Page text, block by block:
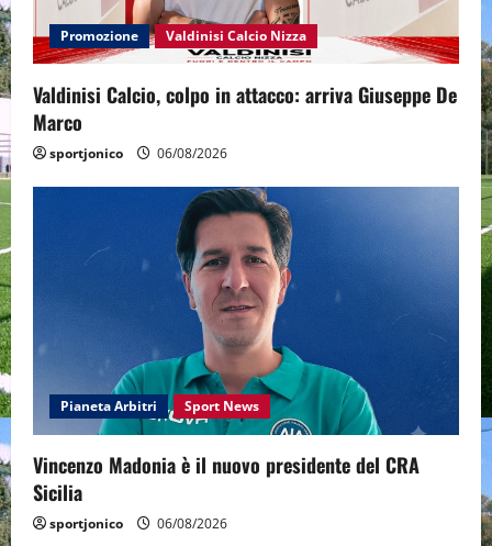
Promozione Valdinisi Calcio Nizza
Valdinisi Calcio, colpo in attacco: arriva Giuseppe De
Marco
sportjonico 06/08/2026
Pianeta Arbitri Sport News
Vincenzo Madonia è il nuovo presidente del CRA
Sicilia
sportjonico 06/08/2026